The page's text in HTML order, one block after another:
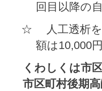
回目以降の
☆ 人工透析を
額は10,000
くわしくは市
市区町村後期